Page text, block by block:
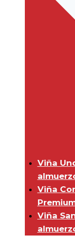
Viña
Viña
Viña